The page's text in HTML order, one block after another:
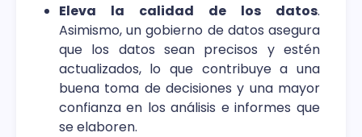
Eleva la calidad de los datos.
Asimismo, un gobierno de datos asegura
que los datos sean precisos y estén
actualizados, lo que contribuye a una
buena toma de decisiones y una mayor
confianza en los análisis e informes que
se elaboren.